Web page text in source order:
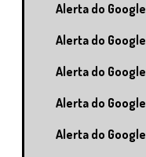
Alerta do
Alerta do
Alerta do
Alerta do
Alerta do